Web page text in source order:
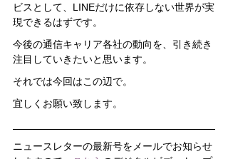
ビスとして、LINEだけに依存しない世界が実
現できるはずです。
今後の通信キャリア各社の動向を、引き続き
注目していきたいと思います。
それでは今回はこの辺で。
宜しくお願い致します。
ニュースレターの最新号をメールでお知らせ